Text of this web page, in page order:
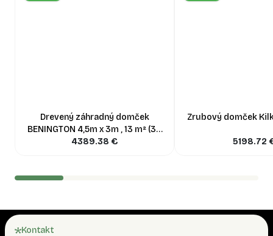
Drevený záhradný domček
BENINGTON 4,5m x 3m , 13 m² (34
mm)
4389.38 €
Zrubový domček
5198.72
Kontakt